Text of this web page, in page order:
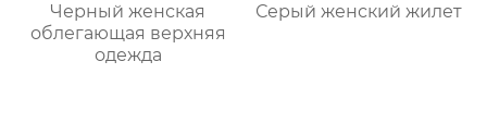
Черный женская
облегающая верхняя
одежда
Серый женский жилет